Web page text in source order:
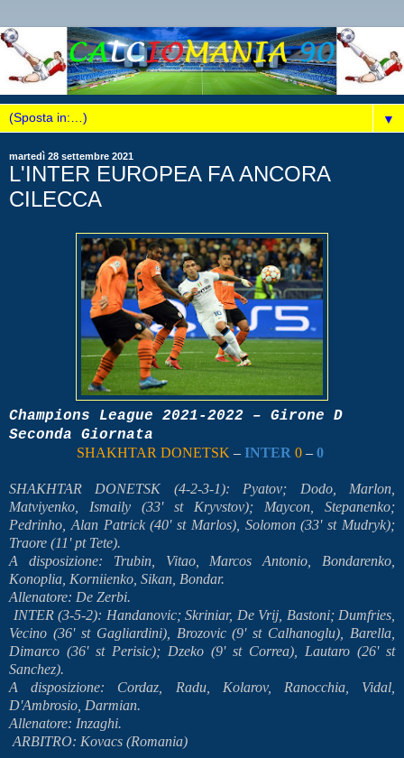
▼
martedì 28 settembre 2021
L'INTER EUROPEA FA ANCORA
CILECCA
Champions League 2021-2022 – Girone D
Seconda Giornata
SHAKHTAR DONETSK – INTER 0 – 0
SHAKHTAR DONETSK (4-2-3-1): Pyatov; Dodo, Marlon,
Matviyenko, Ismaily (33' st Kryvstov); Maycon, Stepanenko;
Pedrinho, Alan Patrick (40' st Marlos), Solomon (33' st Mudryk);
Traore (11' pt Tete).
A disposizione: Trubin, Vitao, Marcos Antonio, Bondarenko,
Konoplia, Korniienko, Sikan, Bondar.
Allenatore: De Zerbi.
INTER (3-5-2): Handanovic; Skriniar, De Vrij, Bastoni; Dumfries,
Vecino (36' st Gagliardini), Brozovic (9' st Calhanoglu), Barella,
Dimarco (36' st Perisic); Dzeko (9' st Correa), Lautaro (26' st
Sanchez).
A disposizione: Cordaz, Radu, Kolarov, Ranocchia, Vidal,
D'Ambrosio, Darmian.
Allenatore: Inzaghi.
ARBITRO: Kovacs (Romania)